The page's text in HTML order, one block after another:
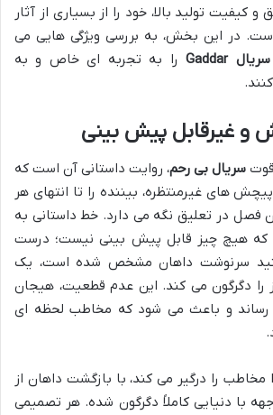
تولید بالا، خود را از بسیاری از آثار
در این بخش، به بررسی ویژگی هایی می
سریال Gaddar
را به تجربه ای خاص و به
و غیرقابل پیش بینی
قوت سریال بی رحم، روایت داستانی آن است که
های غیرمنتظره، بیننده را تا انتهای هر
فصل در تعلیق نگه می دارد. خط داستانی به
که هیچ چیز قابل پیش بینی نیست؛ درست
سرنوشت داهان مشخص شده است، یک
را دگرگون می کند. این عدم قطعیت، هیجان
رساند و باعث می شود که مخاطب لحظه ای
مخاطب را درگیر می کند، با بازگشت داهان از
با دنیایی کاملاً دگرگون شده. هر تصمیمی